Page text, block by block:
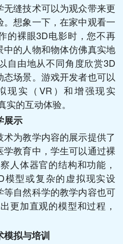
缝技术可以为观众带来更
想象一下，在家中观看一
的裸眼3D电影时，您不再
的人物和物体仿佛真实地
自由地从不同角度欣赏3D
场景。游戏开发者也可以
现实（VR）和增强现实
实的互动体验。
展示
为教学内容的展示提供了
教育中，学生可以通过裸
人体器官的结构和功能，
模型或复杂的虚拟现实设
自然科学的教学内容也可
更加直观的模型和过程，
模拟与培训